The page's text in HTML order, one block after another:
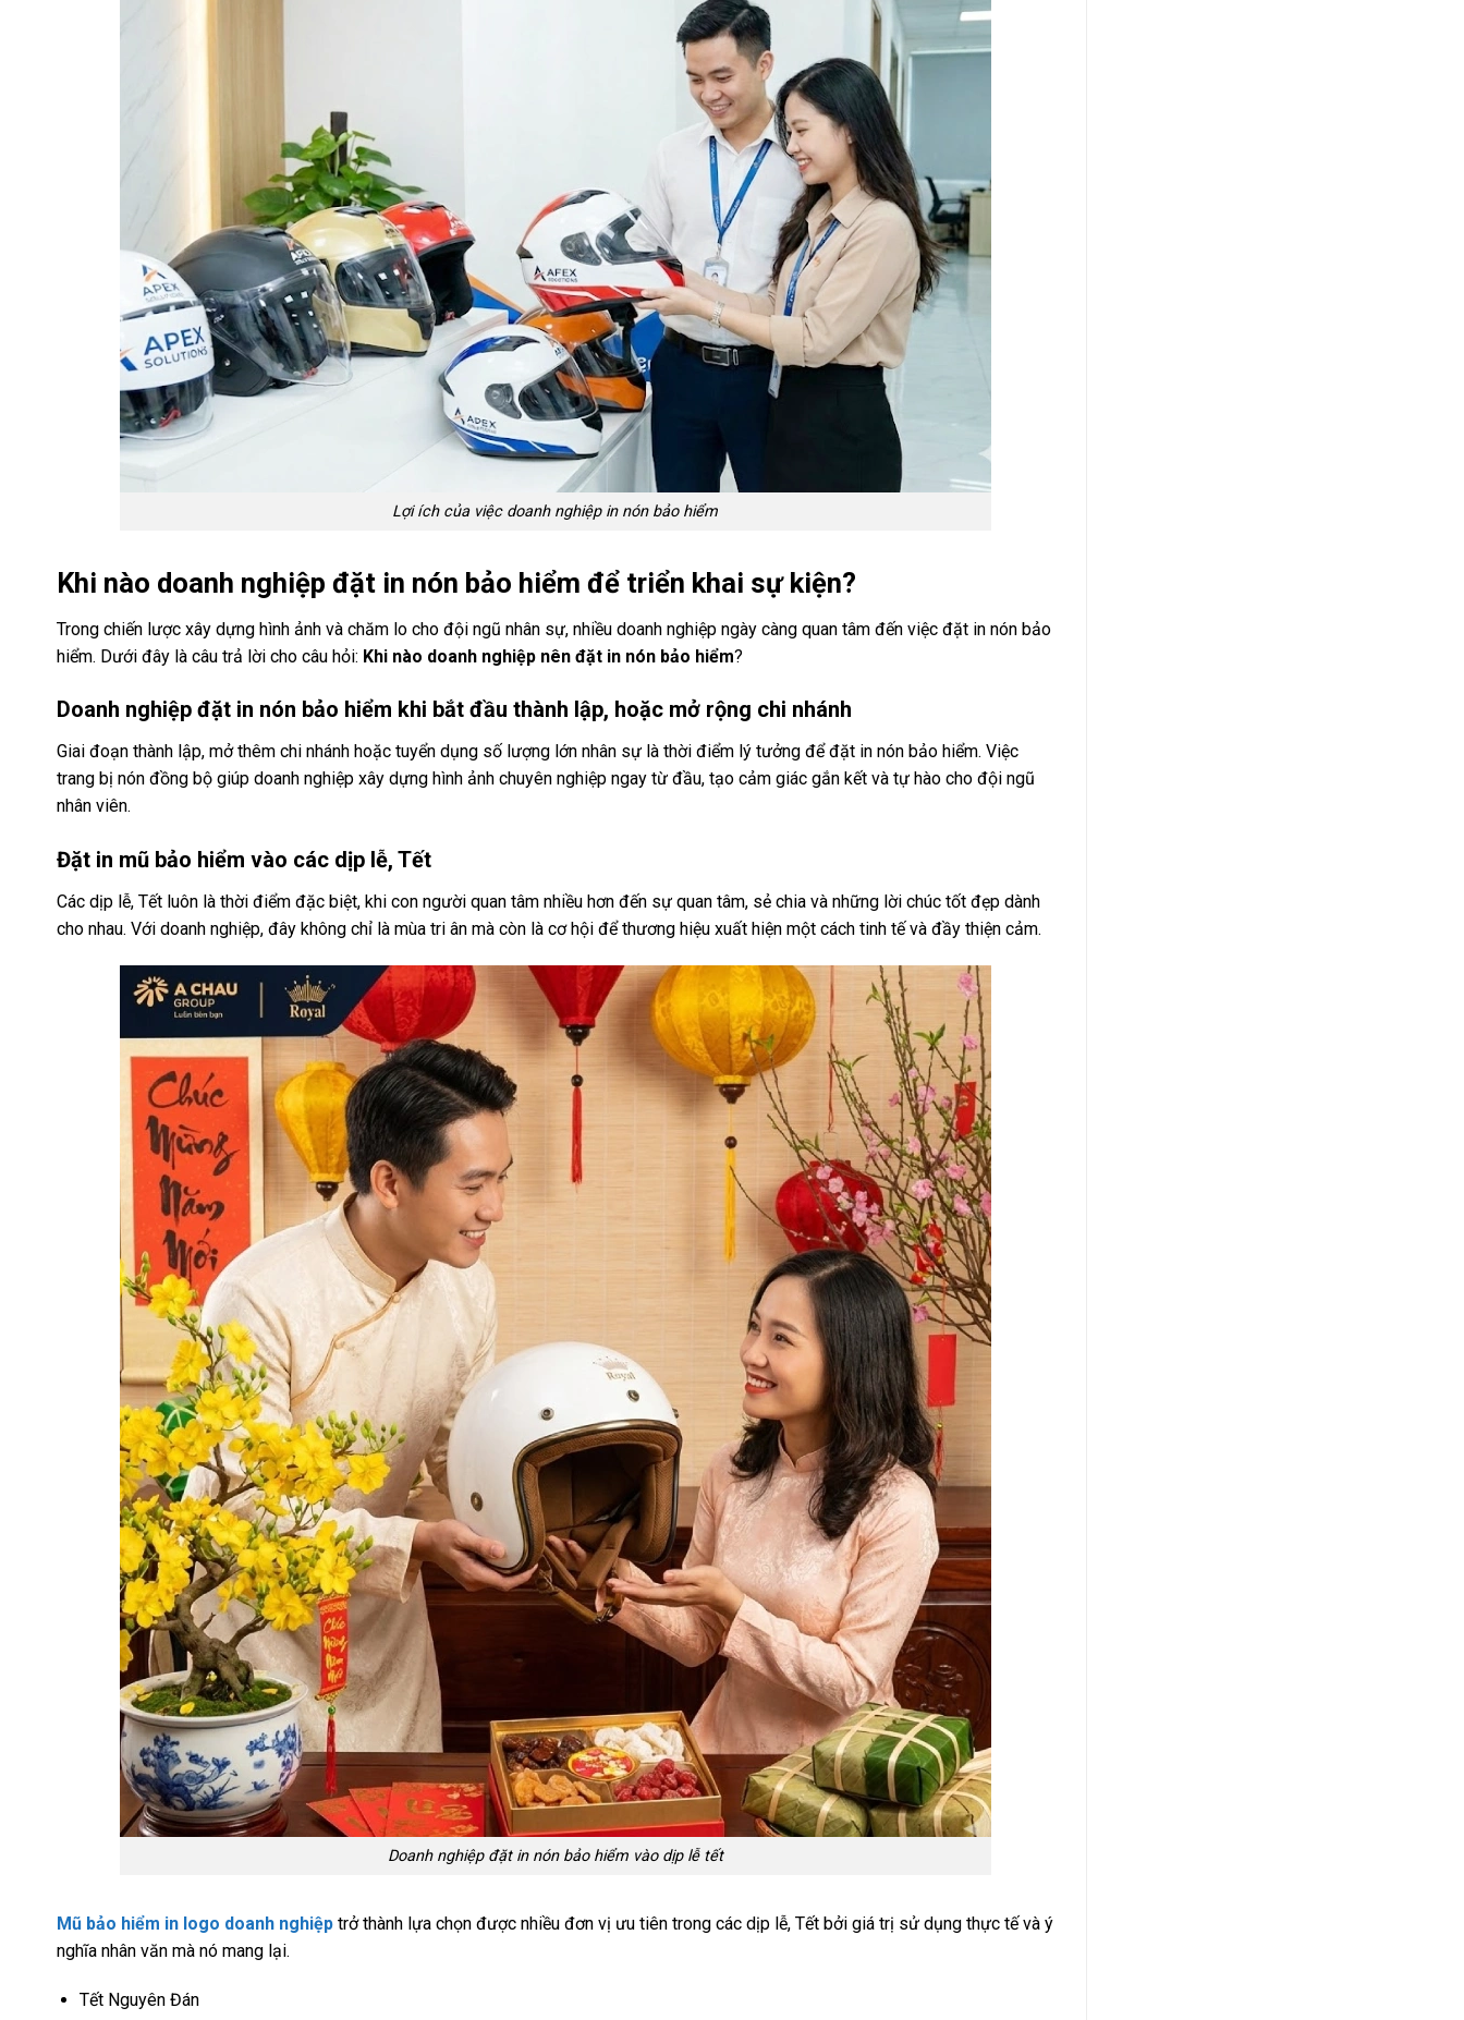
Lợi ích của việc doanh nghiệp in nón bảo hiểm
Khi nào doanh nghiệp đặt in nón bảo hiểm để triển khai sự kiện?
Trong chiến lược xây dựng hình ảnh và chăm lo cho đội ngũ nhân sự, nhiều doanh nghiệp ngày càng quan tâm đến việc đặt in nón bảo
hiểm. Dưới đây là câu trả lời cho câu hỏi: Khi nào doanh nghiệp nên đặt in nón bảo hiểm?
Doanh nghiệp đặt in nón bảo hiểm khi bắt đầu thành lập, hoặc mở rộng chi nhánh
Giai đoạn thành lập, mở thêm chi nhánh hoặc tuyển dụng số lượng lớn nhân sự là thời điểm lý tưởng để đặt in nón bảo hiểm. Việc
trang bị nón đồng bộ giúp doanh nghiệp xây dựng hình ảnh chuyên nghiệp ngay từ đầu, tạo cảm giác gắn kết và tự hào cho đội ngũ
nhân viên.
Đặt in mũ bảo hiểm vào các dịp lễ, Tết
Các dịp lễ, Tết luôn là thời điểm đặc biệt, khi con người quan tâm nhiều hơn đến sự quan tâm, sẻ chia và những lời chúc tốt đẹp dành
cho nhau. Với doanh nghiệp, đây không chỉ là mùa tri ân mà còn là cơ hội để thương hiệu xuất hiện một cách tinh tế và đầy thiện cảm.
Doanh nghiệp đặt in nón bảo hiểm vào dịp lễ tết
Mũ bảo hiểm in logo doanh nghiệp trở thành lựa chọn được nhiều đơn vị ưu tiên trong các dịp lễ, Tết bởi giá trị sử dụng thực tế và ý
nghĩa nhân văn mà nó mang lại.
Tết Nguyên Đán